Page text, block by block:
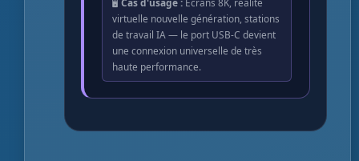
virtuelle nouvelle génération, stations
de travail IA — le port USB-C devient
une connexion universelle de très
haute performance.